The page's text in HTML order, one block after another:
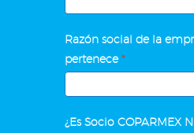
Razón social de la
pertenece*
¿Es Socio COPARMEX